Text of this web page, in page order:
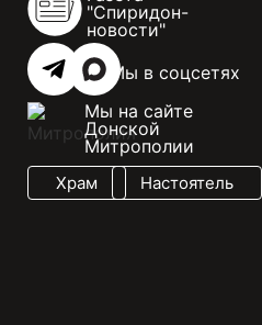
"Спиридон-
новости"
Мы в соцсетях
Мы на сайте
Донской
Митрополии
Храм Настоятель